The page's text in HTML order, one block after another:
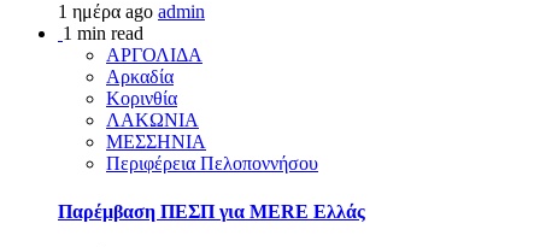
1 ημέρα ago admin
1 min read
ΑΡΓΟΛΙΔΑ
Αρκαδία
Κορινθία
ΛΑΚΩΝΙΑ
ΜΕΣΣΗΝΙΑ
Περιφέρεια Πελοποννήσου
Παρέμβαση ΠΕΣΠ για MERE Ελλάς